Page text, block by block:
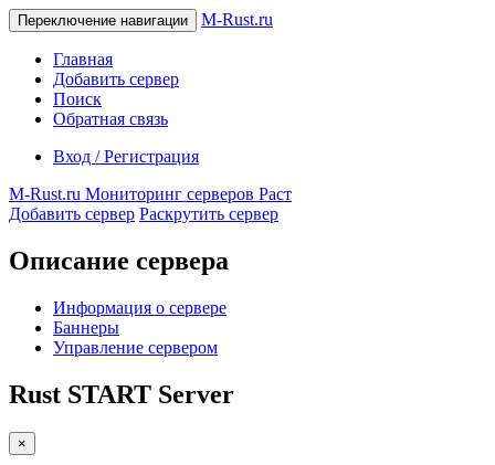
Переключение навигации M-Rust.ru
Главная
Добавить сервер
Поиск
Обратная связь
Вход / Регистрация
M-Rust.ru Мониторинг серверов Раст
Добавить сервер Раскрутить сервер
Описание сервера
Информация о сервере
Баннеры
Управление сервером
Rust START Server
×